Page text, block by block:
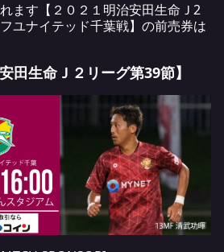
ます【２０２１明治安田生命Ｊ2
ユナイテッド千葉戦】の前売券は
田生命Ｊ２リーグ第39節】